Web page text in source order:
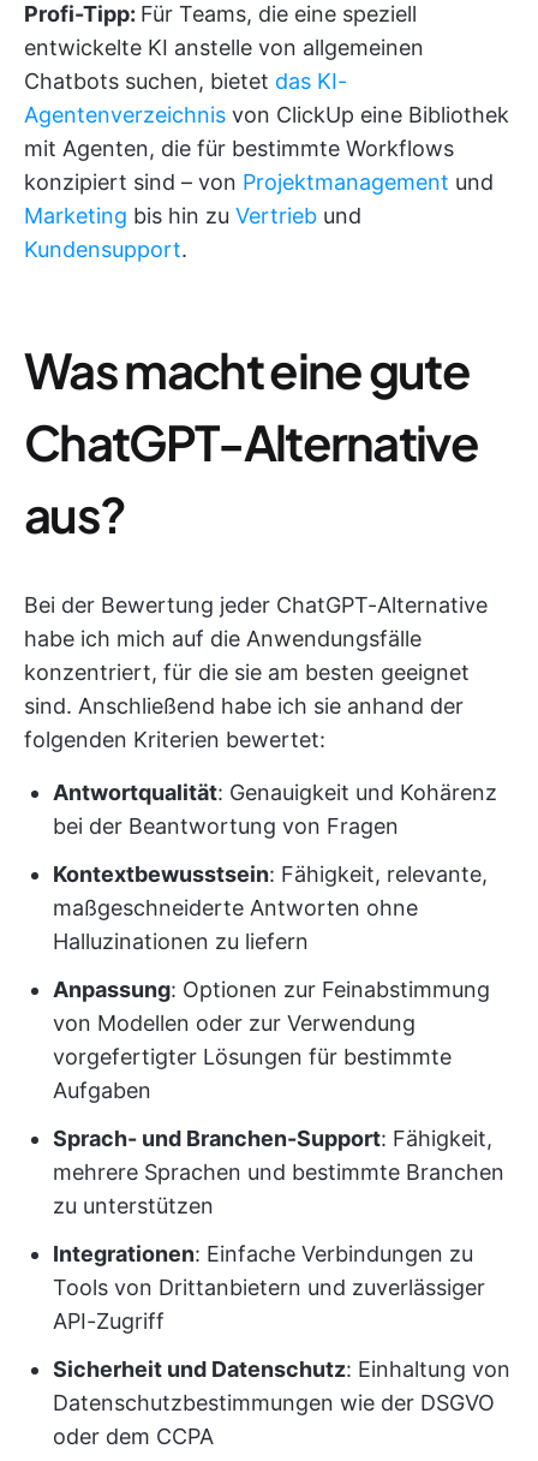
Profi-Tipp: Für Teams, die eine speziell
entwickelte KI anstelle von allgemeinen
Chatbots suchen, bietet das KI-
Agentenverzeichnis von ClickUp eine Bibliothek
mit Agenten, die für bestimmte Workflows
konzipiert sind – von Projektmanagement und
Marketing bis hin zu Vertrieb und
Kundensupport.
Was macht eine gute
ChatGPT-Alternative
aus?
Bei der Bewertung jeder ChatGPT-Alternative
habe ich mich auf die Anwendungsfälle
konzentriert, für die sie am besten geeignet
sind. Anschließend habe ich sie anhand der
folgenden Kriterien bewertet:
Antwortqualität: Genauigkeit und Kohärenz
bei der Beantwortung von Fragen
Kontextbewusstsein: Fähigkeit, relevante,
maßgeschneiderte Antworten ohne
Halluzinationen zu liefern
Anpassung: Optionen zur Feinabstimmung
von Modellen oder zur Verwendung
vorgefertigter Lösungen für bestimmte
Aufgaben
Sprach- und Branchen-Support: Fähigkeit,
mehrere Sprachen und bestimmte Branchen
zu unterstützen
Integrationen: Einfache Verbindungen zu
Tools von Drittanbietern und zuverlässiger
API-Zugriff
Sicherheit und Datenschutz: Einhaltung von
Datenschutzbestimmungen wie der DSGVO
oder dem CCPA